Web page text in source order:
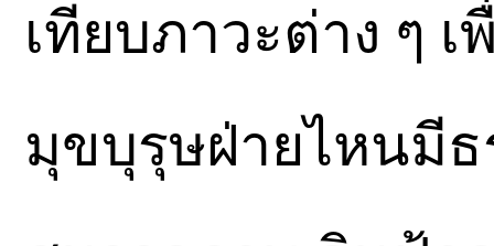
เทียบภาวะต่าง ๆ
มุขบุรุษฝ่ายไหนมี